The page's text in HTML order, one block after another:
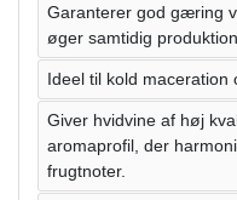
Garanterer god gæring
øger samtidig
Ideel til kold maceration
Giver hvidvine af høj
aromaprofil, der
frugtnoter.